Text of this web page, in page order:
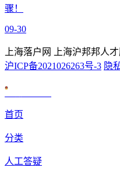
骤！
09-30
上海落户网 上海沪邦邦人
沪ICP备2021026263号-3 隐
首页
分类
人工答疑